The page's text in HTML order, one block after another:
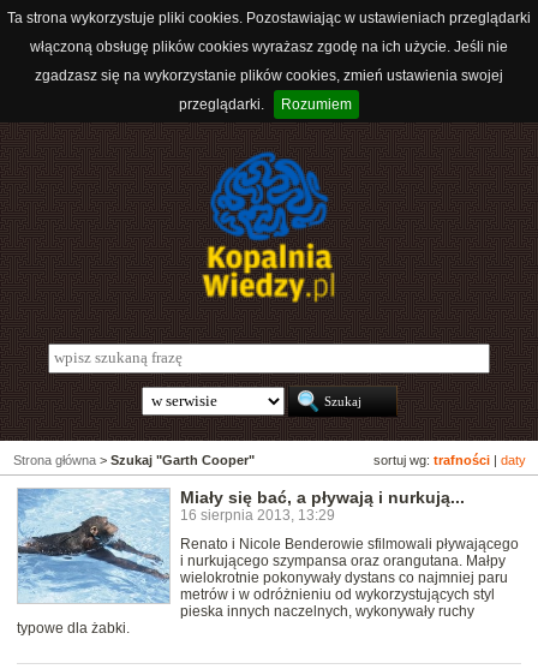
Ta strona wykorzystuje pliki cookies. Pozostawiając w ustawieniach przeglądarki
włączoną obsługę plików cookies wyrażasz zgodę na ich użycie. Jeśli nie
zgadzasz się na wykorzystanie plików cookies, zmień ustawienia swojej
przeglądarki.
Rozumiem
sortuj wg: trafności daty
Strona główna > Szukaj "Garth Cooper"
Miały się bać, a pływają i nurkują...
16 sierpnia 2013, 13:29
Renato i Nicole Benderowie sfilmowali pływającego
i nurkującego szympansa oraz orangutana. Małpy
wielokrotnie pokonywały dystans co najmniej paru
metrów i w odróżnieniu od wykorzystujących styl
pieska innych naczelnych, wykonywały ruchy
typowe dla żabki.